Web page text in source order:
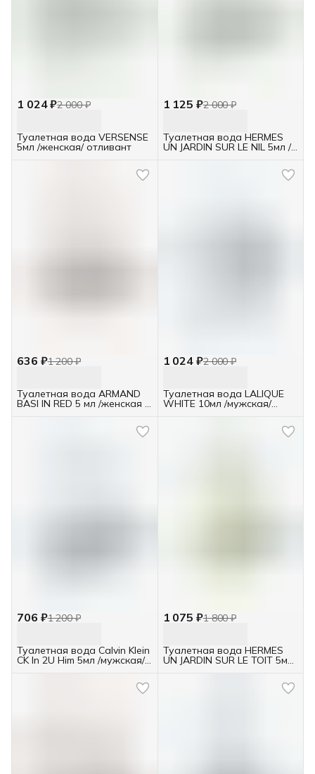
1 024 ₽2 000 ₽
Туалетная вода VERSENSE
5мл /женская/ отливант
1 125 ₽2 000 ₽
Туалетная вода HERMES
UN JARDIN SUR LE NIL 5мл /
636 ₽1 200 ₽
Туалетная вода ARMAND
BASI IN RED 5 мл /женская /
1 024 ₽2 000 ₽
Туалетная вода LALIQUE
WHITE 10мл /мужская/
706 ₽1 200 ₽
Туалетная вода Calvin Klein
CK In 2U Him 5мл /мужская/
1 075 ₽1 800 ₽
Туалетная вода HERMES
UN JARDIN SUR LE TOIT 5мл